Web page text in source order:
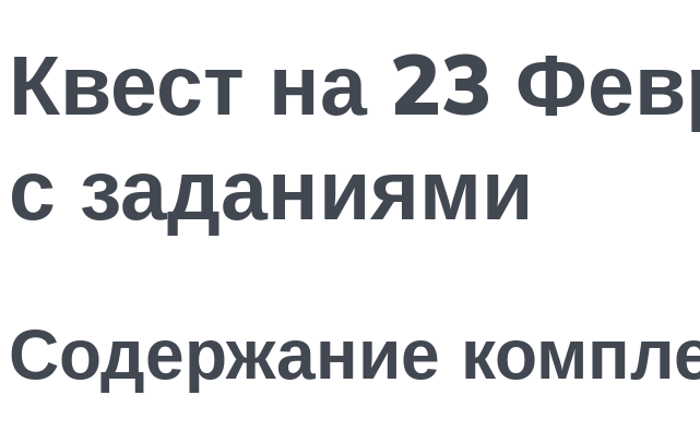
Квест на 23
с заданиями
Содержание